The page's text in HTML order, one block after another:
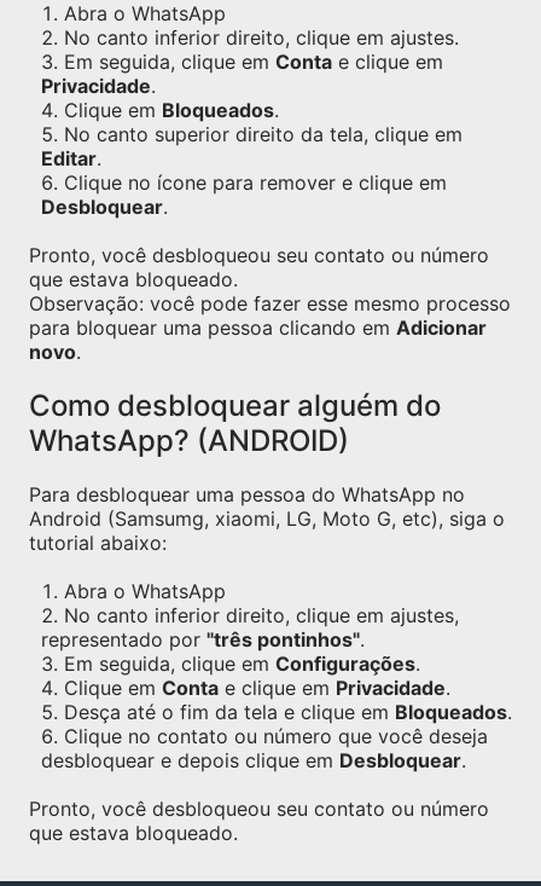
Abra o WhatsApp
No canto inferior direito, clique em ajustes.
Em seguida, clique em Conta e clique em
Privacidade.
Clique em Bloqueados.
No canto superior direito da tela, clique em
Editar.
Clique no ícone para remover e clique em
Desbloquear.
Pronto, você desbloqueou seu contato ou número
que estava bloqueado.
Observação: você pode fazer esse mesmo processo
para bloquear uma pessoa clicando em Adicionar
novo.
Como desbloquear alguém do
WhatsApp? (ANDROID)
Para desbloquear uma pessoa do WhatsApp no
Android (Samsumg, xiaomi, LG, Moto G, etc), siga o
tutorial abaixo:
Abra o WhatsApp
No canto inferior direito, clique em ajustes,
representado por "três pontinhos".
Em seguida, clique em Configurações.
Clique em Conta e clique em Privacidade.
Desça até o fim da tela e clique em Bloqueados.
Clique no contato ou número que você deseja
desbloquear e depois clique em Desbloquear.
Pronto, você desbloqueou seu contato ou número
que estava bloqueado.